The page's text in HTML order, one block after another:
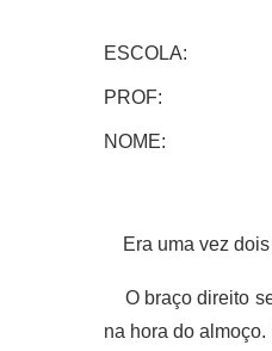
NOME:
Era uma vez dois
O braço direito
na hora do